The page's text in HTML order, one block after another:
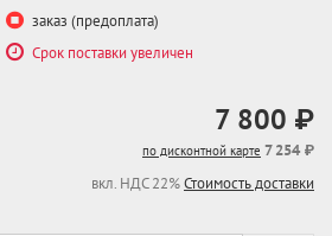
заказ (предоплата)
Срок поставки увеличен
7 800 ₽
по дисконтной карте 7 254 ₽
вкл. НДС 22%Стоимость доставки